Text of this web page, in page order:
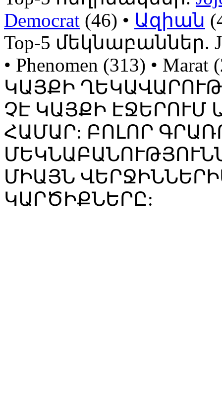
Democrat (46) • Ազիան
Top-5 մեկնաբաններ.
• Phenomen (313) •
ԿԱՅՔԻ
ՉԷ ԿԱՅՔԻ
ՀԱՄԱՐ: ԲՈԼՈՐ
ՄԻԱՅՆ
ԿԱՐԾԻՔՆԵՐԸ: